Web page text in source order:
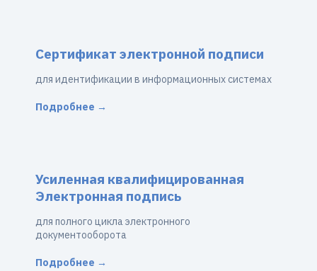
Сертификат электронной подписи
для идентификации в информационных системах
Подробнее →
Усиленная квалифицированная
Электронная подпись
для полного цикла электронного
документооборота
Подробнее →